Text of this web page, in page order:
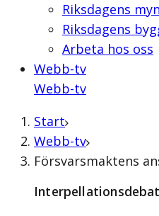
Riksdagens
Riksdagens
Arbeta hos oss
Webb-tv
Webb-tv
Start
Webb-tv
Försvarsmaktens